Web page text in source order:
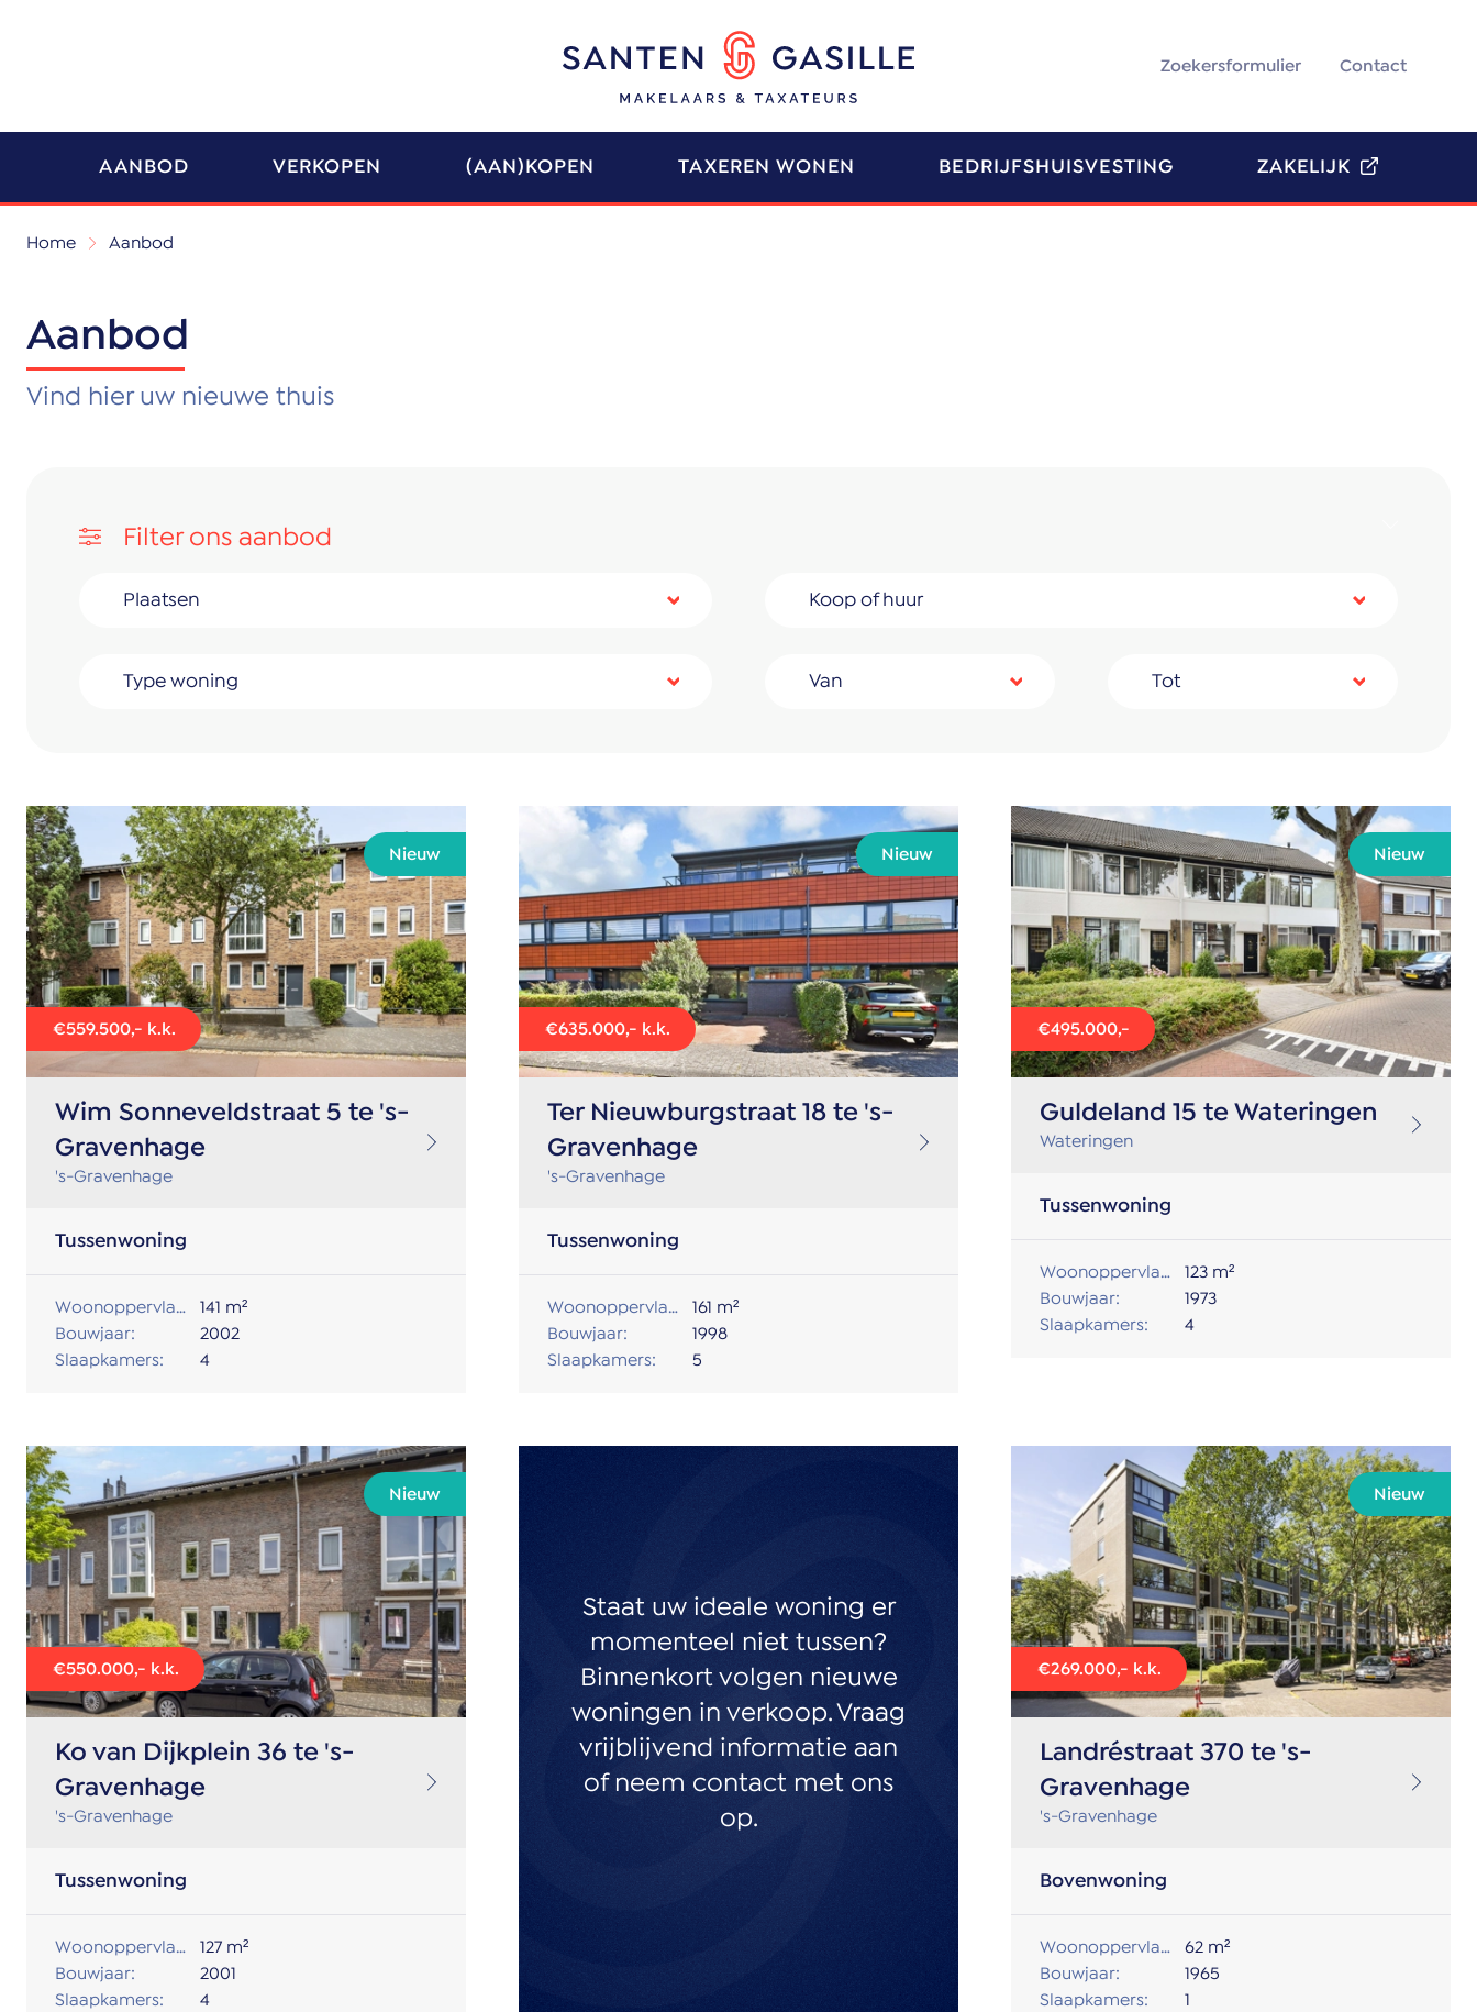
Zoekersformulier Contact
AANBOD VERKOPEN (AAN)KOPEN TAXEREN WONEN BEDRIJFSHUISVESTING ZAKELIJK
Home Aanbod
Aanbod
Vind hier uw nieuwe thuis
Filter ons aanbod
Plaatsen Koop of huur
Type woning Van Tot
Nieuw
€559.500,- k.k.
Wim Sonneveldstraat 5 te 's-
Gravenhage
's-Gravenhage
Tussenwoning
Woonoppervlakte:
141 m²
Bouwjaar:
2002
Slaapkamers:
4
Nieuw
€635.000,- k.k.
Ter Nieuwburgstraat 18 te 's-
Gravenhage
's-Gravenhage
Tussenwoning
Woonoppervlakte:
161 m²
Bouwjaar:
1998
Slaapkamers:
5
Nieuw
€495.000,-
Guldeland 15 te Wateringen
Wateringen
Tussenwoning
Woonoppervlakte:
123 m²
Bouwjaar:
1973
Slaapkamers:
4
Nieuw
€550.000,- k.k.
Ko van Dijkplein 36 te 's-
Gravenhage
's-Gravenhage
Tussenwoning
Woonoppervlakte:
127 m²
Bouwjaar:
2001
Slaapkamers:
4
Staat uw ideale woning er
momenteel niet tussen?
Binnenkort volgen nieuwe
woningen in verkoop. Vraag
vrijblijvend informatie aan
of neem contact met ons
op.
Nieuw
€269.000,- k.k.
Landréstraat 370 te 's-
Gravenhage
's-Gravenhage
Bovenwoning
Woonoppervlakte:
62 m²
Bouwjaar:
1965
Slaapkamers:
1